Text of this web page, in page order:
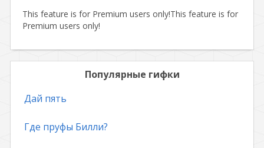
This feature is for Premium users only!This feature is for
Premium users only!
Популярные гифки
Дай пять
Где пруфы Билли?